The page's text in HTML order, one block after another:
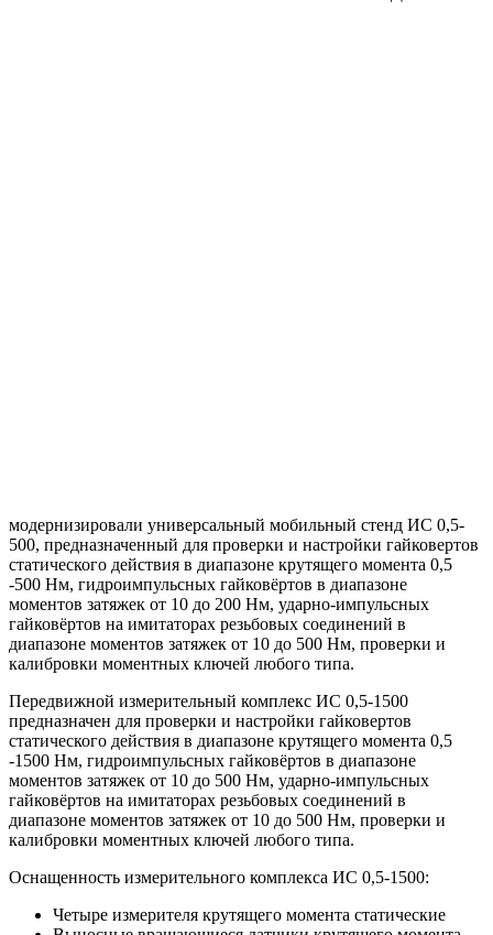
модернизировали универсальный мобильный стенд ИС 0,5-
500, предназначенный для проверки и настройки гайковертов
статического действия в диапазоне крутящего момента 0,5
-500 Нм, гидроимпульсных гайковёртов в диапазоне
моментов затяжек от 10 до 200 Нм, ударно-импульсных
гайковёртов на имитаторах резьбовых соединений в
диапазоне моментов затяжек от 10 до 500 Нм, проверки и
калибровки моментных ключей любого типа.
Передвижной измерительный комплекс ИС 0,5-1500
предназначен для проверки и настройки гайковертов
статического действия в диапазоне крутящего момента 0,5
-1500 Нм, гидроимпульсных гайковёртов в диапазоне
моментов затяжек от 10 до 500 Нм, ударно-импульсных
гайковёртов на имитаторах резьбовых соединений в
диапазоне моментов затяжек от 10 до 500 Нм, проверки и
калибровки моментных ключей любого типа.
Оснащенность измерительного комплекса ИС 0,5-1500:
Четыре измерителя крутящего момента статические